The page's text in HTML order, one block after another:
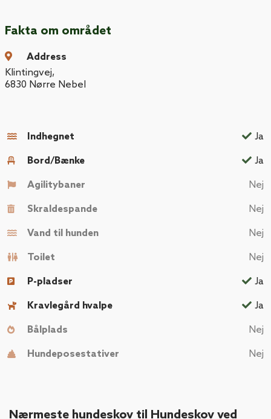
Fakta om området
Address
Klintingvej,
6830 Nørre Nebel
Indhegnet Ja
Bord/Bænke Ja
Agilitybaner Nej
Skraldespande Nej
Vand til hunden Nej
Toilet Nej
P-pladser Ja
Kravlegård hvalpe Ja
Bålplads Nej
Hundeposestativer Nej
Nærmeste hundeskov til Hundeskov ved